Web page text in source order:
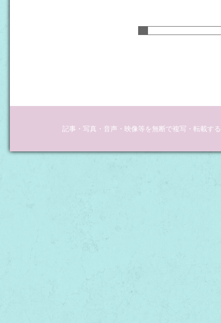
記事・写真・音声・映像等を無断で複写・転載